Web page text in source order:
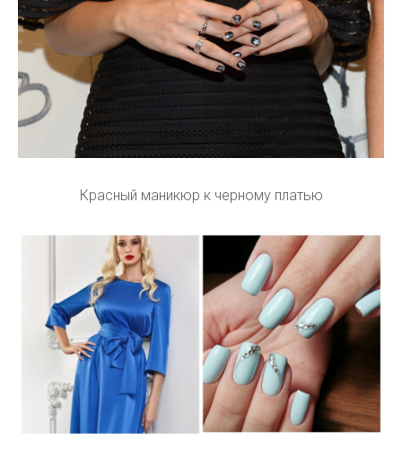
Красный маникюр к черному платью